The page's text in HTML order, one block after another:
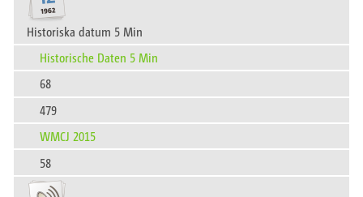
Historiska datum 5 Min
Historische Daten 5 Min
68
479
WMCJ 2015
58